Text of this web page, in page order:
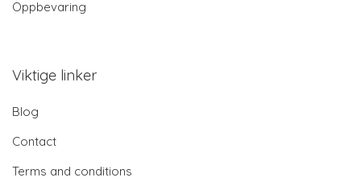
Oppbevaring
Viktige linker
Blog
Contact
Terms and conditions